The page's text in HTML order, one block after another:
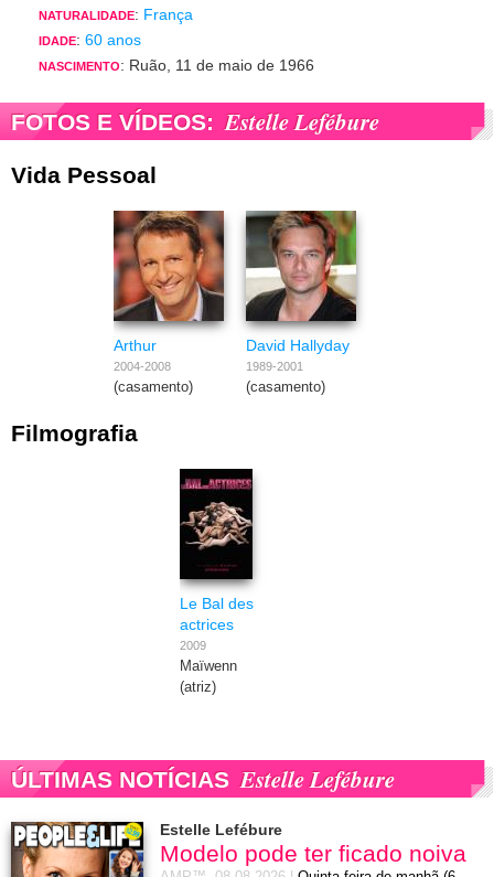
NATURALIDADE: França
IDADE: 60 anos
NASCIMENTO: Ruão, 11 de maio de 1966
FOTOS E VÍDEOS: Estelle Lefébure
Vida Pessoal
Arthur
2004-2008
(casamento)
David Hallyday
1989-2001
(casamento)
Filmografia
Le Bal des
actrices
2009
Maïwenn
(atriz)
ÚLTIMAS NOTÍCIAS Estelle Lefébure
Estelle Lefébure
Modelo pode ter ficado noiva